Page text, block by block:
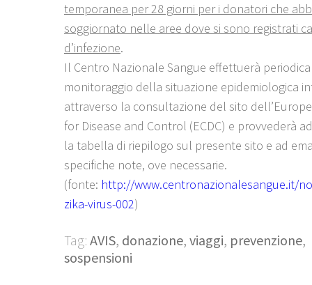
temporanea per 28 giorni per i donatori che
soggiornato nelle aree dove si sono registrati
d’infezione.
Il Centro Nazionale Sangue effettuerà
monitoraggio della situazione epidemiologica
attraverso la consultazione del sito
for Disease and Control (ECDC) e provvederà
la tabella di riepilogo sul presente sito e ad
specifiche note, ove necessarie.
(fonte: http://www.centronazionalesangue.it/
zika-virus-002)
Tag: AVIS, donazione, viaggi, prevenzione,
sospensioni